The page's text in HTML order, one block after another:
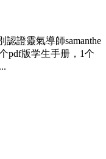
證靈氣導師samanthe
pdf版学生手册，1个